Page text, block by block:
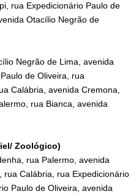
rua Expedicionário Paulo de
Otacílio Negrão de
Negrão de Lima, avenida
de Oliveira, rua
Calábria, avenida Cremona,
rua Bianca, avenida
Zoológico)
rua Palermo, avenida
Calábria, rua Expedicionário
Paulo de Oliveira, avenida